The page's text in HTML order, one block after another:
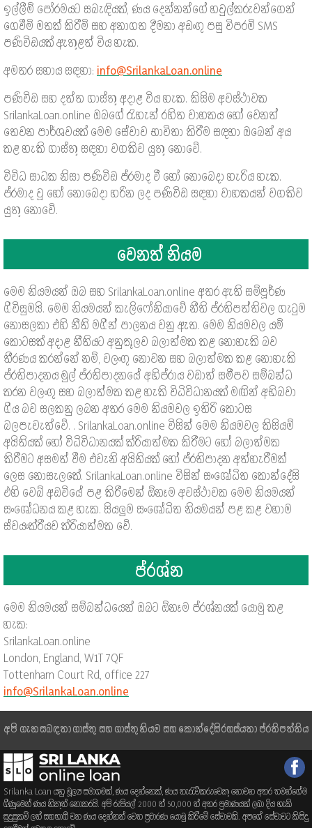
ඉල්ලීම් පෝරමයට සබැඳියක්, ණය දෙන්නන්ගේ හවුල්කරුවන්ගෙන්
ගෙවීම් මතක් කිරීම් සහ අනාගත දීමනා අඩංගු පසු විපරම් SMS
පණිවිඩයක් ඇතුළත් විය හැක.
අමතර සහාය සඳහා: info@SrilankaLoan.online
පණිවිඩ සහ දත්ත ගාස්තු අදාළ විය හැක. කිසිම අවස්ථාවක
SrilankaLoan.online ඔබගේ රැහැන් රහිත වාහකය හෝ වෙනත්
තෙවන පාර්ශවයක් මෙම සේවාව භාවිතා කිරීම සඳහා ඔබෙන් අය
කළ හැකි ගාස්තු සඳහා වගකිව යුතු නොවේ.
විවිධ සාධක නිසා පණිවිඩ ප්රමාද වී හෝ නොබෙදා හැරිය හැක.
ප්රමාද වූ හෝ නොබෙදා හරින ලද පණිවිඩ සඳහා වාහකයන් වගකිව
යුතු නොවේ.
වෙනත් නියම
මෙම නියමයන් ඔබ සහ SrilankaLoan.online අතර ඇති සම්පූර්ණ
ගිවිසුමයි. මෙම නියමයන් කැලිෆෝනියාවේ නීති ප්රතිපත්තිවල ගැටුම
නොසලකා එහි නීති මගින් පාලනය වනු ඇත. මෙම නියමවල යම්
කොටසක් අදාළ නීතියට අනුකූලව බලාත්මක කළ නොහැකි බව
තීරණය කරන්නේ නම්, වලංගු නොවන සහ බලාත්මක කළ නොහැකි
ප්රතිපාදනය මුල් ප්රතිපාදනයේ අභිප්රාය වඩාත් සමීපව සම්බන්ධ
කරන වලංගු සහ බලාත්මක කළ හැකි විධිවිධානයක් මඟින් අභිබවා
ගිය බව සලකනු ලබන අතර මෙම නියමවල ඉතිරි කොටස
බලපැවැත්වේ. . SrilankaLoan.online විසින් මෙම නියමවල කිසියම්
අයිතියක් හෝ විධිවිධානයක් ක්රියාත්මක කිරීමට හෝ බලාත්මක
කිරීමට අසමත් වීම එවැනි අයිතියක් හෝ ප්රතිපාදන අත්හැරීමක්
ලෙස නොසැලකේ. SrilankaLoan.online විසින් සංශෝධිත කොන්දේසි
එහි වෙබ් අඩවියේ පළ කිරීමෙන් ඕනෑම අවස්ථාවක මෙම නියමයන්
සංශෝධනය කළ හැක. සියලුම සංශෝධිත නියමයන් පළ කළ වහාම
ස්වයංක්රීයව ක්රියාත්මක වේ.
ප්රශ්න
මෙම නියමයන් සම්බන්ධයෙන් ඔබට ඕනෑම ප්රශ්නයක් යොමු කළ
හැක:
SrilankaLoan.online
London, England, W1T 7QF
Tottenham Court Rd, office 227
info@SrilankaLoan.online
අපි ගැනසබඳතාගාස්තු සහ ගාස්තුනියම සහ කොන්දේසිරහස්යතා ප්රතිපත්තිය
Srilanka Loan යනු මූල්‍ය සමාගමක්, ණය දෙන්නෙක්, ණය තැරැව්කරුවෙකු නොවන අතර තමන්ගේම
ගිණුමෙන් ණය නිකුත් නොකරයි. අපි රුපියල් 2000 ත් 50,000 ත් අතර ප්‍රමාණයක් ලබා දිය හැකි
සුදුසුකම් ලත් සහභාගී වන ණය දෙන්නන් වෙත ප්‍රචාරණ යොමු කිරීමේ සේවාවකි. අපගේ සේවාවට කිසිදු